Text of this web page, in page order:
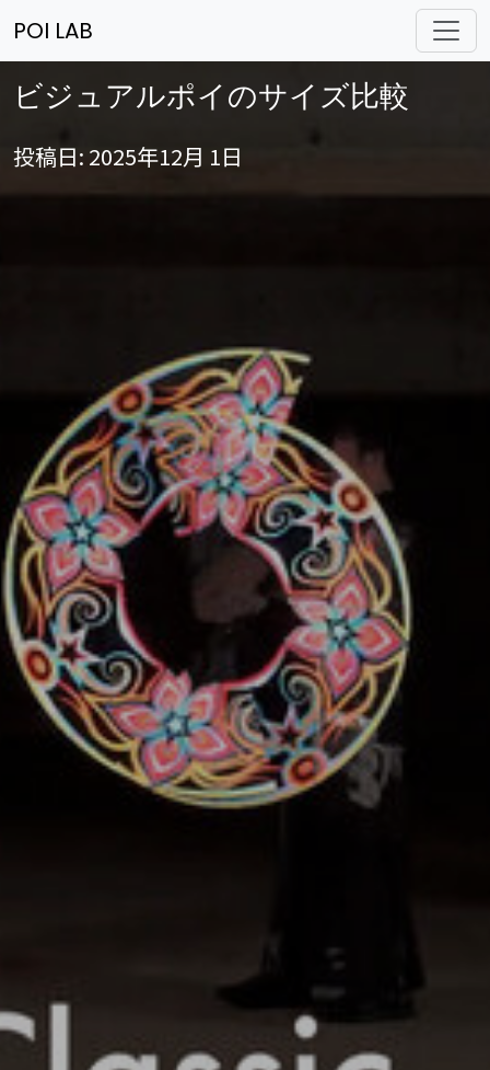
POI LAB
ビジュアルポイのサイズ比較
投稿日: 2025年12月 1日